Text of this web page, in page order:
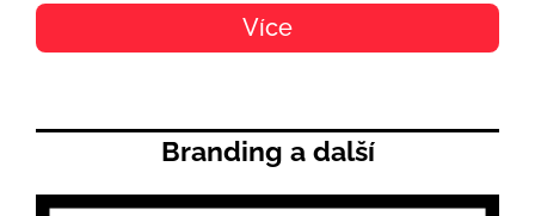
Více
Branding a další